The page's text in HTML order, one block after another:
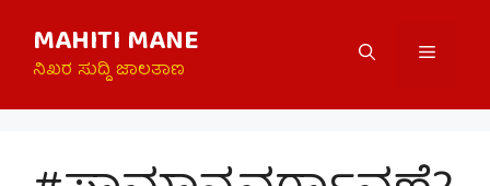
content
MAHITI MANE
ನಿಖರ ಸುದ್ದಿ ಜಾಲತಾಣ
Menu